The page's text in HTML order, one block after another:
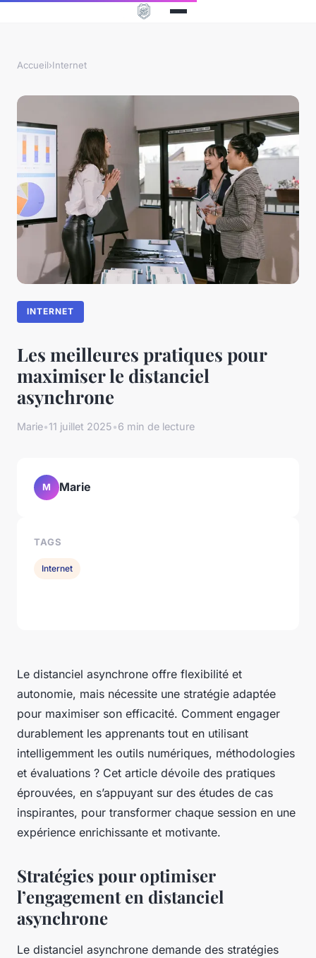
Accueil›Internet
INTERNET
Les meilleures pratiques pour
maximiser le distanciel
asynchrone
Marie•11 juillet 2025•6 min de lecture
Le distanciel asynchrone offre flexibilité et
autonomie, mais nécessite une stratégie adaptée
pour maximiser son efficacité. Comment engager
durablement les apprenants tout en utilisant
intelligemment les outils numériques, méthodologies
et évaluations ? Cet article dévoile des pratiques
éprouvées, en s’appuyant sur des études de cas
inspirantes, pour transformer chaque session en une
expérience enrichissante et motivante.
Stratégies pour optimiser
l’engagement en distanciel
asynchrone
Le distanciel asynchrone demande des stratégies
M Marie
TAGS
Internet